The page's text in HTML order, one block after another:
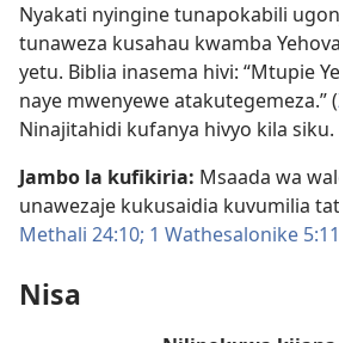
Nyakati nyingine tunapokabili
tunaweza kusahau kwamba
yetu. Biblia inasema hivi: “Mtupie
naye mwenyewe atakutegemeza.” (
Ninajitahidi kufanya hivyo kila siku.
Jambo la kufikiria: Msaada wa
unawezaje kukusaidia kuvumilia
Methali 24:10; 1 Wathesalonike 5:​11
Nisa